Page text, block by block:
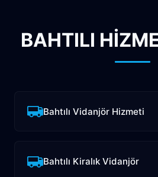
BAHTILI
Bahtılı Vidanjör Hizmeti
Bahtılı Kiralık Vidanjör